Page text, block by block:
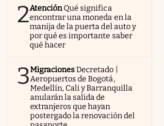
2AtenciónQué significa
encontrar una moneda en la
manija de la puerta del auto y
por qué es importante saber
qué hacer
3MigracionesDecretado |
Aeropuertos de Bogotá,
Medellín, Cali y Barranquilla
anularán la salida de
extranjeros que hayan
postergado la renovación del